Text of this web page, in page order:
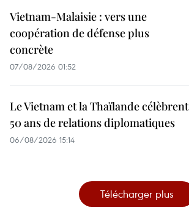
Vietnam-Malaisie : vers une
coopération de défense plus
concrète
07/08/2026 01:52
Le Vietnam et la Thaïlande célèbrent
50 ans de relations diplomatiques
06/08/2026 15:14
Télécharger plus